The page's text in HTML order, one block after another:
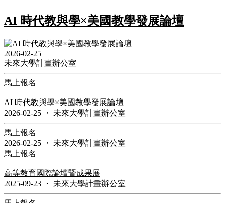
AI 時代教與學×美國教學發展論壇
2026-02-25
未來大學計畫辦公室
馬上報名
AI 時代教與學×美國教學發展論壇
2026-02-25 ・ 未來大學計畫辦公室
馬上報名
2026-02-25 ・ 未來大學計畫辦公室
馬上報名
高等教育國際論壇暨成果展
2025-09-23 ・ 未來大學計畫辦公室